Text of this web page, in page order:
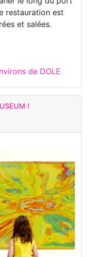
restauration est
et salées.
de DOLE
!